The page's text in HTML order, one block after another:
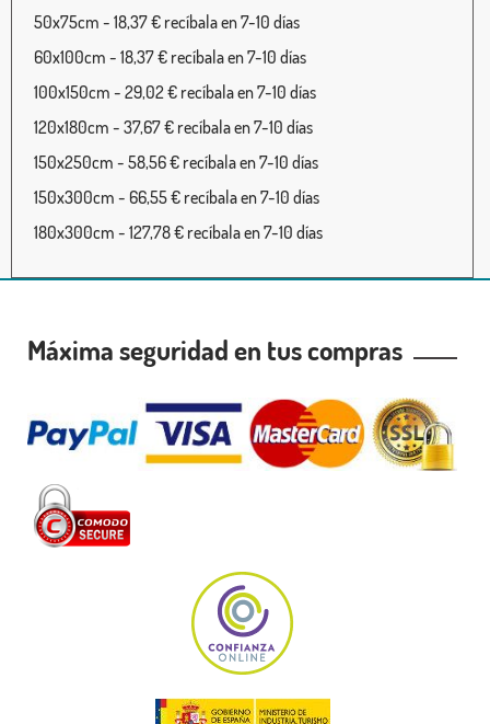
50x75cm - 18,37 € recíbala en 7-10 días
60x100cm - 18,37 € recíbala en 7-10 días
100x150cm - 29,02 € recíbala en 7-10 días
120x180cm - 37,67 € recíbala en 7-10 días
150x250cm - 58,56 € recíbala en 7-10 días
150x300cm - 66,55 € recíbala en 7-10 días
180x300cm - 127,78 € recíbala en 7-10 días
Máxima seguridad en tus compras